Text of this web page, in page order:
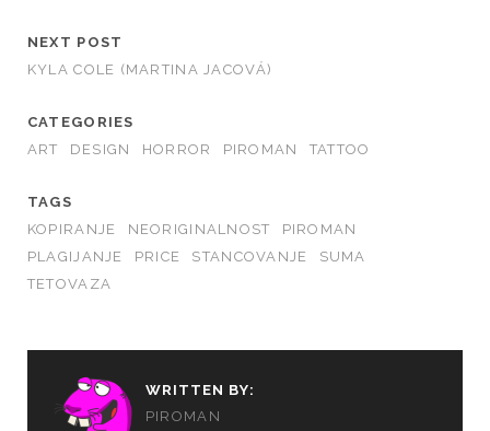
NEXT POST
KYLA COLE (MARTINA JACOVÁ)
CATEGORIES
ART
DESIGN HORROR PIROMAN TATTOO
TAGS
KOPIRANJE
NEORIGINALNOST
PIROMAN
PLAGIJANJE
PRICE STANCOVANJE
SUMA
TETOVAZA
WRITTEN BY:
PIROMAN